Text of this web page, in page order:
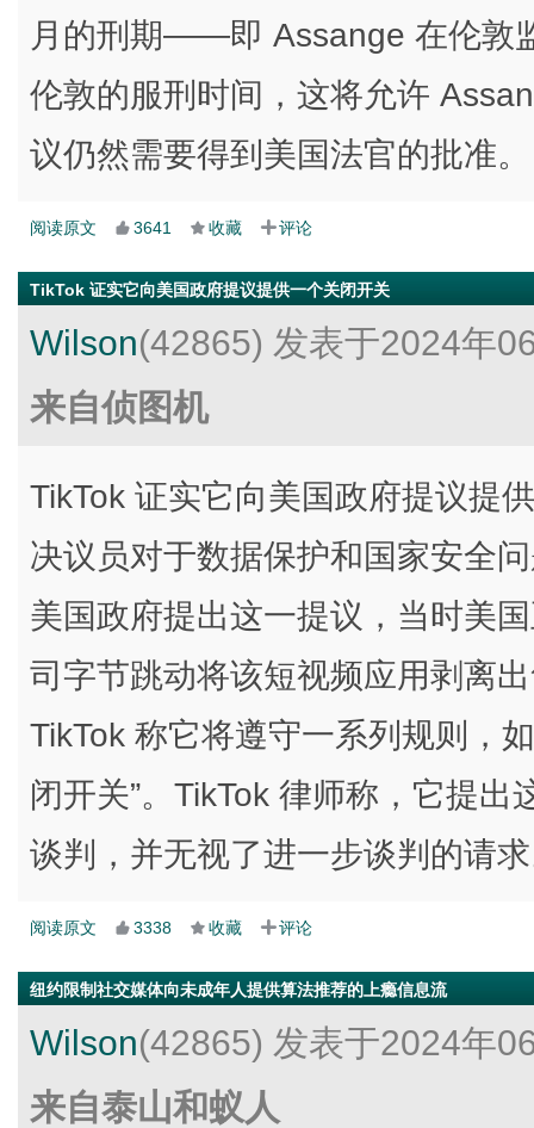
月的刑期——即 Assange 在伦敦
伦敦的服刑时间，这将允许
议仍然需要得到美国法官的批准。
阅读原文 3641 收藏 评论
TikTok 证实它向美国政府提议提供一个关闭开关
Wilson(42865) 发表于2024年
来自侦图机
TikTok 证实它向美国政府提议提
决议员对于数据保护和国家安全
美国政府提出这一提议，当时美
司字节跳动将该短视频应用剥离
TikTok 称它将遵守一系列规则，
闭开关”。TikTok 律师称，它提
谈判，并无视了进一步谈判的请
阅读原文 3338 收藏 评论
纽约限制社交媒体向未成年人提供算法推荐的上瘾信息流
Wilson(42865) 发表于2024年
来自泰山和蚁人